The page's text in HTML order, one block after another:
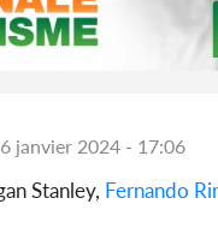
janvier 2024 - 17:06
Stanley, Fernando